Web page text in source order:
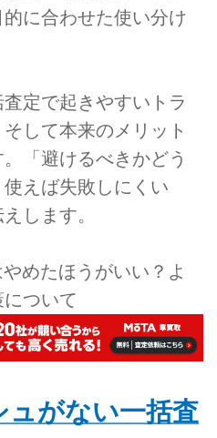
に合わせた使い分け
定で起きやすいトラ
して本来のメリット
「避けるべきかどう
えば失敗しにくい
します。
がない一括査